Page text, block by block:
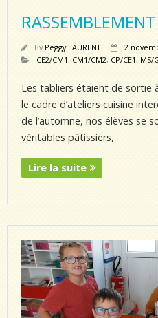
By Peggy LAURENT
2
CE2/CM1, CM1/CM2, CP/CE1, MS/
Les tabliers étaient de sortie
le cadre d’ateliers cuisine
de l’automne, nos élèves se
véritables pâtissiers,
Lire la suite